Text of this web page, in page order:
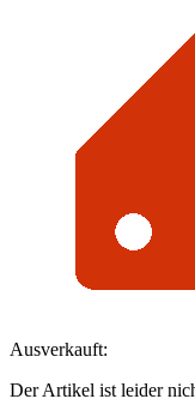
Ausverkauft:
Der Artikel ist leider